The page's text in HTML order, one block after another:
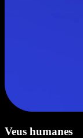
Veus humanes